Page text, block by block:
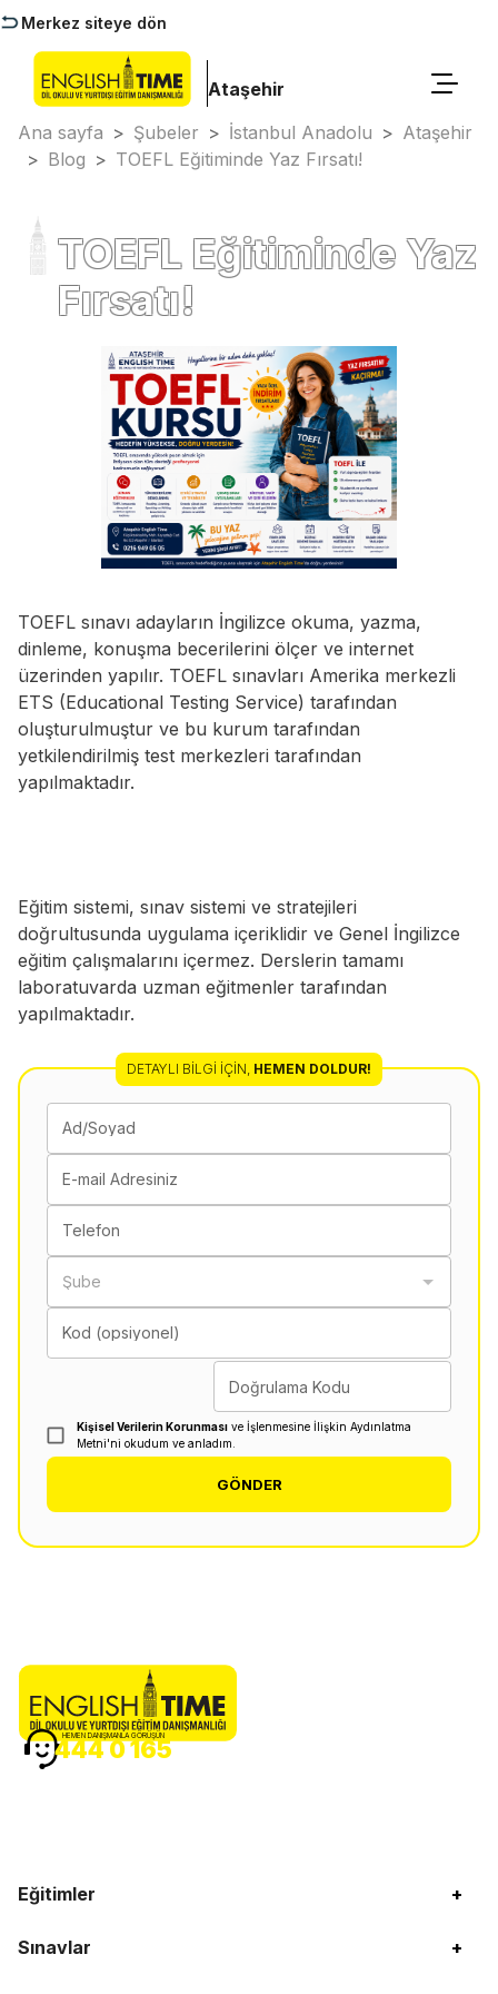
Merkez siteye dön
Ataşehir
Ana sayfa > Şubeler > İstanbul Anadolu > Ataşehir
> Blog > TOEFL Eğitiminde Yaz Fırsatı!
TOEFL Eğitiminde Yaz
Fırsatı!
TOEFL sınavı adayların İngilizce okuma, yazma,
dinleme, konuşma becerilerini ölçer ve internet
üzerinden yapılır. TOEFL sınavları Amerika merkezli
ETS (Educational Testing Service) tarafından
oluşturulmuştur ve bu kurum tarafından
yetkilendirilmiş test merkezleri tarafından
yapılmaktadır.
Eğitim sistemi, sınav sistemi ve stratejileri
doğrultusunda uygulama içeriklidir ve Genel İngilizce
eğitim çalışmalarını içermez. Derslerin tamamı
laboratuvarda uzman eğitmenler tarafından
yapılmaktadır.
DETAYLI BILGI İÇIN, HEMEN DOLDUR!
Ad/Soyad
E-mail Adresiniz
Telefon
Şube
Kod (opsiyonel)
Doğrulama Kodu
Kişisel Verilerin Korunması ve İşlenmesine İlişkin Aydınlatma
Metni'ni okudum ve anladım.
GÖNDER
Eğitimler +
Sınavlar +
HEMEN DANIŞMANLA GÖRÜŞÜN
444 0 165